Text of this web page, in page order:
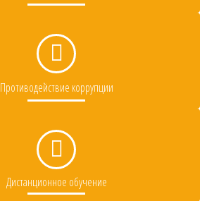
Противодействие коррупции
Дистанционное обучение